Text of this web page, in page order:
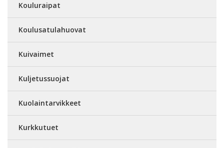
Kouluraipat
Koulusatulahuovat
Kuivaimet
Kuljetussuojat
Kuolaintarvikkeet
Kurkkutuet